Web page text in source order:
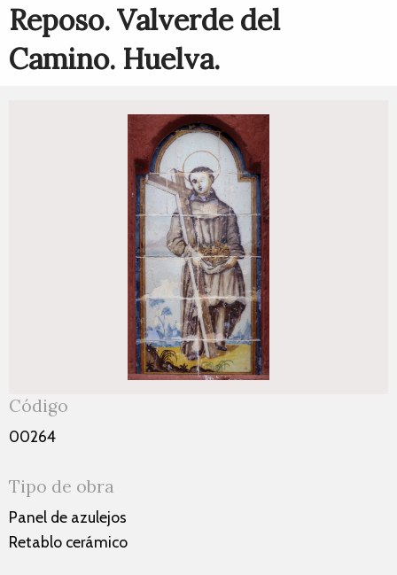
Reposo. Valverde del
Camino. Huelva.
Código
00264
Tipo de obra
Panel de azulejos
Retablo cerámico